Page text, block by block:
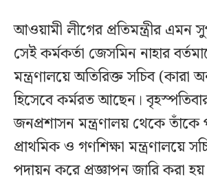
আওয়ামী লীগের প্রতিমন্ত্রীর এমন
সেই কর্মকর্তা জেসমিন নাহার
মন্ত্রণালয়ে অতিরিক্ত সচিব (কারা
হিসেবে কর্মরত আছেন।
জনপ্রশাসন মন্ত্রণালয় থেকে তাঁকে
প্রাথমিক ও গণশিক্ষা মন্ত্রণালয়ে
পদায়ন করে প্রজ্ঞাপন জারি করা